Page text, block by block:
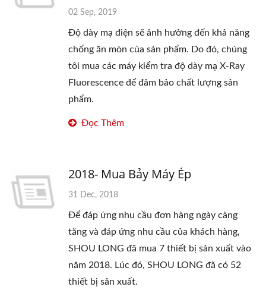
02 Sep, 2019
Độ dày mạ điện sẽ ảnh hưởng đến khả năng
chống ăn mòn của sản phẩm. Do đó, chúng
tôi mua các máy kiểm tra độ dày mạ X-Ray
Fluorescence để đảm bảo chất lượng sản
phẩm.
Đọc Thêm
2018- Mua Bảy Máy Ép
31 Dec, 2018
Để đáp ứng nhu cầu đơn hàng ngày càng
tăng và đáp ứng nhu cầu của khách hàng,
SHOU LONG đã mua 7 thiết bị sản xuất vào
năm 2018. Lúc đó, SHOU LONG đã có 52
thiết bị sản xuất.